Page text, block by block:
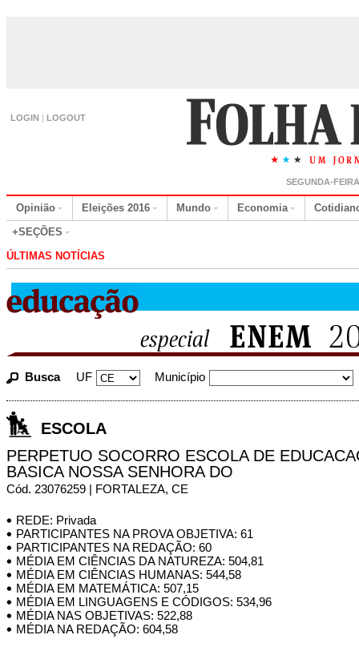
LOGIN | LOGOUT
SEGUNDA-
Opinião Eleições 2016 Mundo Economia
+SEÇÕES
ÚLTIMAS NOTÍCIAS
Busca UF Município
ESCOLA
PERPETUO SOCORRO ESCOLA DE
BASICA NOSSA SENHORA DO
Cód. 23076259 | FORTALEZA, CE
REDE: Privada
PARTICIPANTES NA PROVA OBJETIVA: 61
PARTICIPANTES NA REDAÇÃO: 60
MÉDIA EM CIÊNCIAS DA NATUREZA: 504,81
MÉDIA EM CIÊNCIAS HUMANAS: 544,58
MÉDIA EM MATEMÁTICA: 507,15
MÉDIA EM LINGUAGENS E CÓDIGOS: 534,96
MÉDIA NAS OBJETIVAS: 522,88
MÉDIA NA REDAÇÃO: 604,58